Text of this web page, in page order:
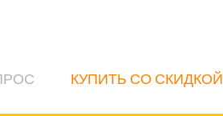
КУПИТЬ СО СКИДКОЙ